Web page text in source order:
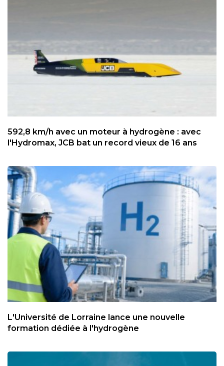
592,8 km/h avec un moteur à hydrogène : avec
l'Hydromax, JCB bat un record vieux de 16 ans
L'Université de Lorraine lance une nouvelle
formation dédiée à l'hydrogène